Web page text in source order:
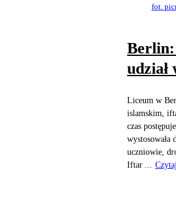
fot.
Berlin:
udział
Liceum w
islamskim,
czas
uczniowie,
Iftar ...